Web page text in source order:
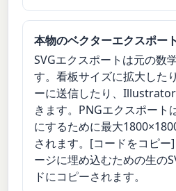
本物のベクターエクスポート
SVGエクスポートは元の数
す。看板サイズに拡大した
ーに送信したり、
きます。PNGエクスポート
にするために最大
されます。[コードをコピ
ージに埋め込むための生の
ドにコピーされます。